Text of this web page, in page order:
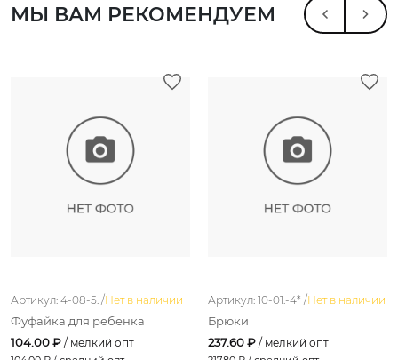
МЫ ВАМ РЕКОМЕНДУЕМ
Артикул: 4-08-5. /Нет в наличии
Фуфайка для ребенка
104.00 ₽ / мелкий опт
Артикул: 10-01.-4* /Нет в наличии
Брюки
237.60 ₽ / мелкий опт